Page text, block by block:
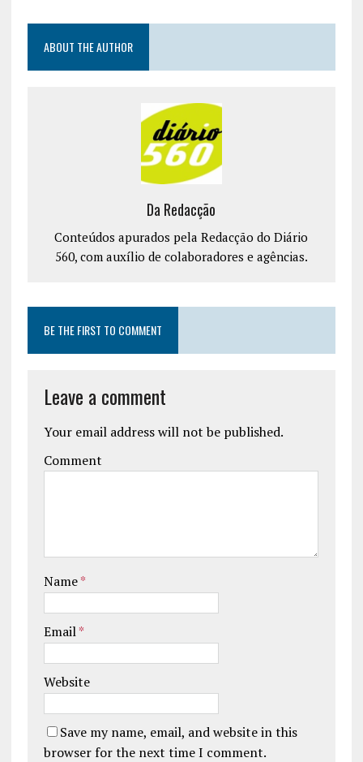
ABOUT THE AUTHOR
Da Redacção
Conteúdos apurados pela Redacção do Diário
560, com auxílio de colaboradores e agências.
BE THE FIRST TO COMMENT
Leave a comment
Your email address will not be published.
Comment
Name*
Email*
Website
Save my name, email, and website in this
browser for the next time I comment.